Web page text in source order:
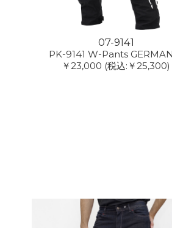
07-9141
PK-9141 W-Pants
￥23,000 (税込:￥25,300)